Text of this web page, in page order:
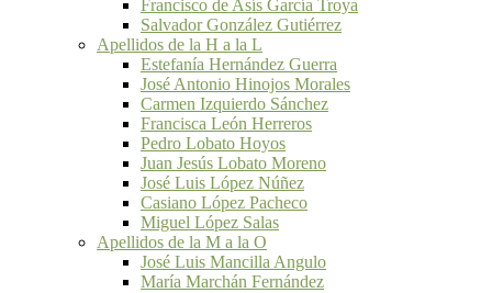
Francisco de Asís García Troya
Salvador González Gutiérrez
Apellidos de la H a la L
Estefanía Hernández Guerra
José Antonio Hinojos Morales
Carmen Izquierdo Sánchez
Francisca León Herreros
Pedro Lobato Hoyos
Juan Jesús Lobato Moreno
José Luis López Núñez
Casiano López Pacheco
Miguel López Salas
Apellidos de la M a la O
José Luis Mancilla Angulo
María Marchán Fernández